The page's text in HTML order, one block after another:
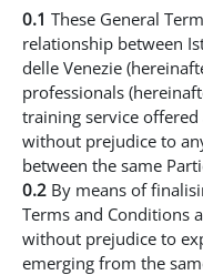
0.1 These General
relationship between
delle Venezie
professionals
training service
without prejudice to
between the same
0.2 By means of
Terms and Conditions
without prejudice to
emerging from the